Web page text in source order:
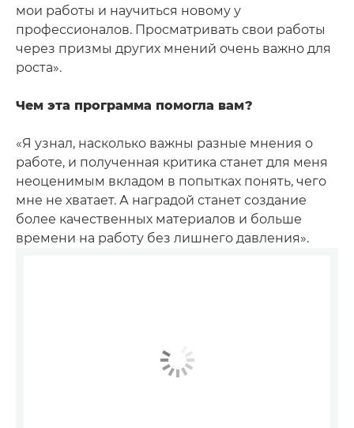
мои работы и научиться новому у
профессионалов. Просматривать свои работы
через призмы других мнений очень важно для
роста».
Чем эта программа помогла вам?
«Я узнал, насколько важны разные мнения о
работе, и полученная критика станет для меня
неоценимым вкладом в попытках понять, чего
мне не хватает. А наградой станет создание
более качественных материалов и больше
времени на работу без лишнего давления».